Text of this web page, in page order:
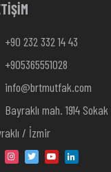
+90 232 332 14 43
+905365551028
info@brtmutfak.com
Bayraklı mah. 1914 Sokak
/ İzmir